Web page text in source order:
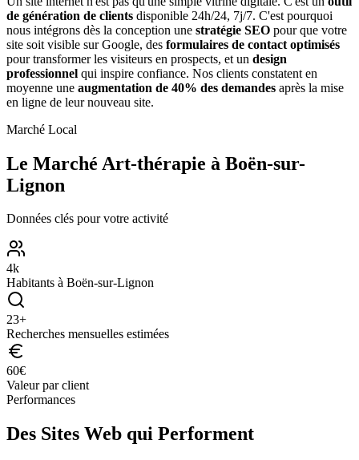
de génération de clients disponible 24h/24, 7j/7. C'est pourquoi
nous intégrons dès la conception une stratégie SEO pour que votre
site soit visible sur Google, des formulaires de contact optimisés
pour transformer les visiteurs en prospects, et un design
professionnel qui inspire confiance. Nos clients constatent en
moyenne une augmentation de 40% des demandes après la mise
en ligne de leur nouveau site.
Marché Local
Le Marché Art-thérapie à Boën-sur-
Lignon
Données clés pour votre activité
4k
Habitants à Boën-sur-Lignon
23+
Recherches mensuelles estimées
60€
Valeur par client
Performances
Des Sites Web qui Performent